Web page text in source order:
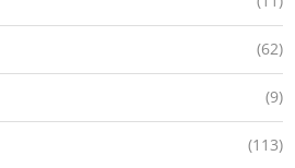
(62)
(9)
(113)